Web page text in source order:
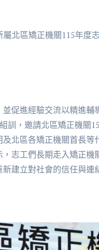
北區矯正機關115年度
促進經驗交流以精進
訓，邀請北區矯正機關
北區各矯正機關首長
志工們長期走入矯正
建立對社會的信任與